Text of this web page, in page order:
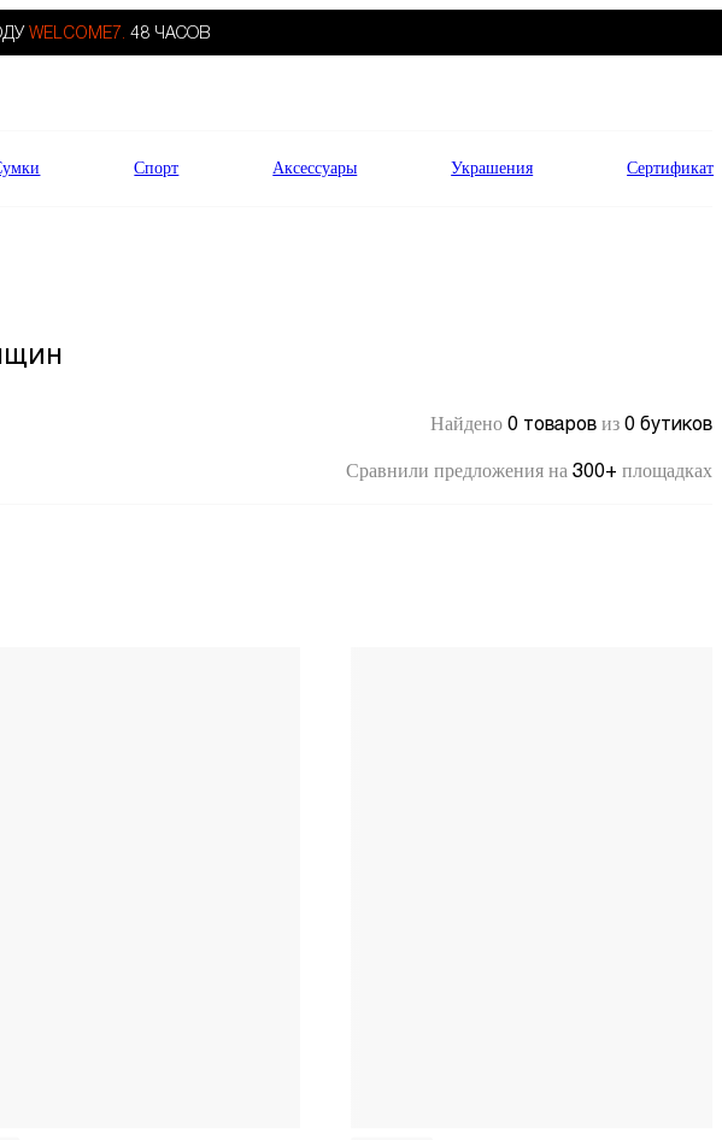
WELCOME7. 48 ЧАСОВ
Спорт Аксессуары Украшения Сертификат
Найдено 0 товаров из 0 бутиков
Сравнили предложения на 300+ площадках